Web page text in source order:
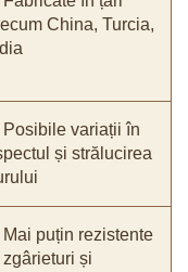
China, Turcia,
Posibile variații în
și strălucirea
Mai puțin rezistente
zgârieturi și